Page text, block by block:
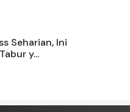
Seharian, Ini
y...